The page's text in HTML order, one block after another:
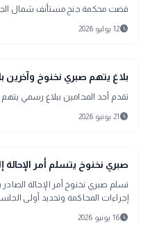
قضت محكمة جنح مستأنف شمال
schedule12 يوليو 2026
map
أخبار المحافظات
بلاغ يتهم صبري نخنوخ وآخرين بالاستيلاء على 6 آلاف
تقدم أحد المحامين ببلاغ رسمي يتهم صبري نخنوخ وآخرين بالاستيلاء على نحو 6 آلاف فدان من أراضي الدولة بالظهير
schedule21 يونيو 2026
gavel
حوادث ومحاكم
صبري نخنوخ يتسلم أمر
إجراءات المحاكمة وتحديد أولى
schedule16 يونيو 2026